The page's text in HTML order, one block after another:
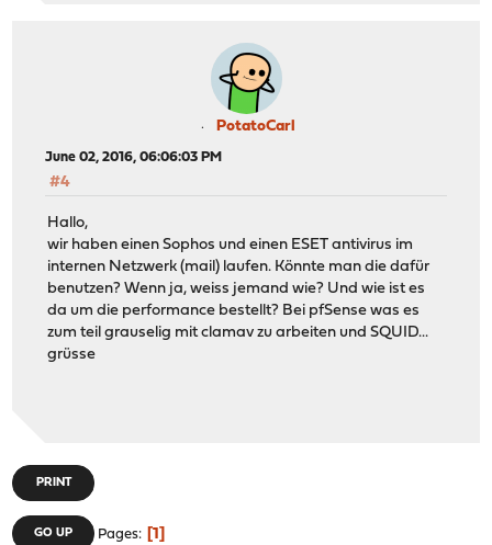
PotatoCarl
June 02, 2016, 06:06:03 PM
#4
Hallo,
wir haben einen Sophos und einen ESET antivirus im
internen Netzwerk (mail) laufen. Könnte man die dafür
benutzen? Wenn ja, weiss jemand wie? Und wie ist es
da um die performance bestellt? Bei pfSense was es
zum teil grauselig mit clamav zu arbeiten und SQUID...
grüsse
PRINT
GO UP Pages 1